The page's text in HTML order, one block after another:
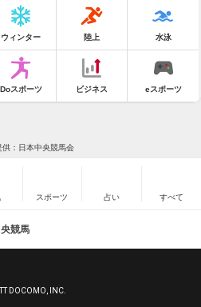
ウィンター 陸上 水泳
Doスポーツ ビジネス eスポーツ
供：日本中央競馬会
スポーツ 占い すべて
競馬
DOCOMO, INC.